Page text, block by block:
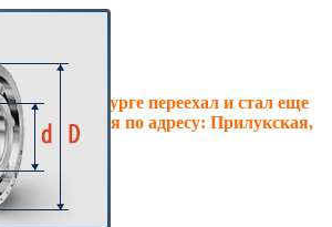
Петербурге переехал и стал еще
по адресу: Прилукская,
в гости!